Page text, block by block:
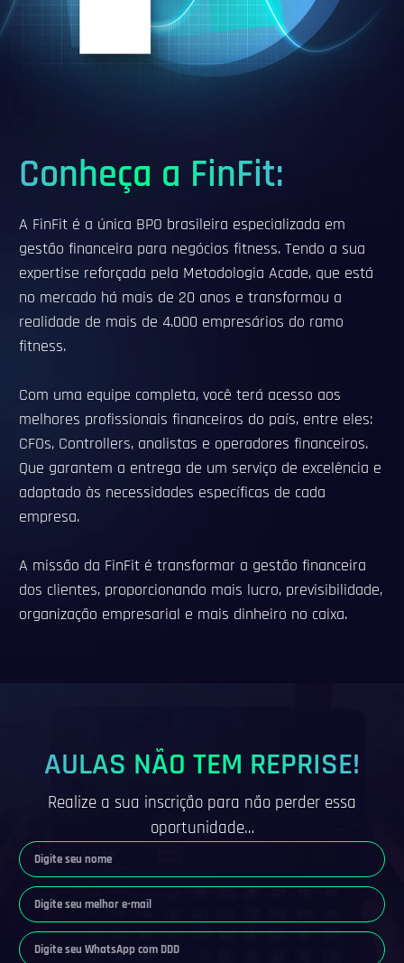
Conheça a FinFit:
A FinFit é a única BPO brasileira especializada em
gestão financeira para negócios fitness. Tendo a sua
expertise reforçada pela Metodologia Acade, que está
no mercado há mais de 20 anos e transformou a
realidade de mais de 4.000 empresários do ramo
fitness.
Com uma equipe completa, você terá acesso aos
melhores profissionais financeiros do país, entre eles:
CFOs, Controllers, analistas e operadores financeiros.
Que garantem a entrega de um serviço de excelência e
adaptado às necessidades específicas de cada
empresa.
A missão da FinFit é transformar a gestão financeira
dos clientes, proporcionando mais lucro, previsibilidade,
organização empresarial e mais dinheiro no caixa.
AULAS NÃO TEM REPRISE!
Realize a sua inscrição para não perder essa
oportunidade…